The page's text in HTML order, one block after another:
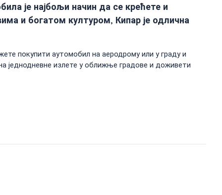
је најбољи начин да се крећете и
и богатом културом, Кипар је одлична
покупити аутомобил на аеродрому или у граду и
једнодневне излете у оближње градове и доживети